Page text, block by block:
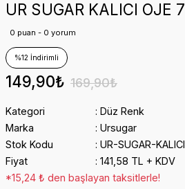
UR SUGAR KALICI OJE
0 puan - 0 yorum
%12 İndirimli
149,90₺ 169,90₺
Kategori
Düz Renk
Marka
Ursugar
Stok Kodu
UR-SUGAR-
Fiyat
141,58 TL + KDV
*15,24 ₺ den başlayan taksitlerle!